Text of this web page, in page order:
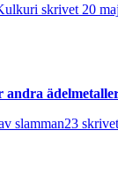
skrivet 20
slamman23 skrivet